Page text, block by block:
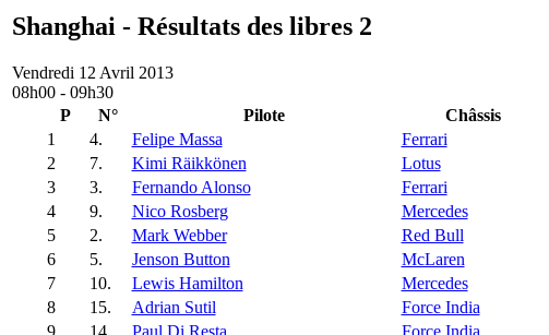
Shanghai - Résultats des libres 2
Vendredi 12 Avril 2013
08h00 - 09h30
P
N° Pilote Châssis
1
4. Felipe Massa Ferrari
2
7. Kimi Räikkönen Lotus
3
3. Fernando Alonso Ferrari
4
9. Nico Rosberg Mercedes
5
2. Mark Webber Red Bull
6
5. Jenson Button McLaren
7
10. Lewis Hamilton Mercedes
8
15. Adrian Sutil Force India
9
14. Paul Di Resta Force India